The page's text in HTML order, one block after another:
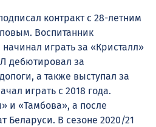
контракт с 28-летним
Воспитанник
играть за «Кристалл»
дебютировал за
а также выступал за
играть с 2018 года.
и «Тамбова», а после
Беларуси. В сезоне 2020/21